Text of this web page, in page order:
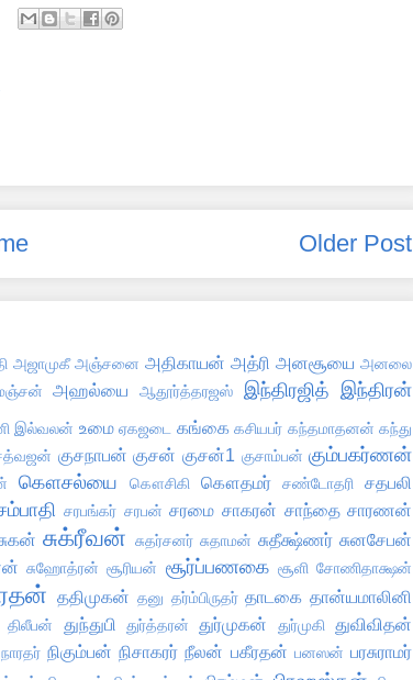
Older Post
அஜாமுகீ அஞ்சனை அதிகாயன் அத்ரி அனசூயை அனலை
அஹல்யை ஆதூர்த்தரஜஸ் இந்திரஜித் இந்திரன்
இல்வலன் உமை ஏகஜடை கங்கை கசியபர் கந்தமாதனன் கந்து
குசநாபன் குசன் குசன்1 குசாம்பன் கும்பகர்ணன்
கௌசல்யை கௌசிகி கௌதமர் சண்டோதரி
சதபலி
சரபங்கர் சரபன் சரமை சாகரன் சாந்தை சாரணன்
சுக்ரீவன் சுதர்சனர் சுதாமன் சுதீக்ஷ்ணர் சுனசேபன்
சுஹோத்ரன் சூரியன் சூர்ப்பணகை சூளி சோணிதாக்ஷன்
ததிமுகன் தனு தர்ம்பிருதர் தாடகை தான்யமாலினி
திலீபன் துந்துபி துர்த்தரன் துர்முகன் துர்முகி
துவிவிதன்
நாரதர் நிகும்பன் நிசாகரர் நீலன் பகீரதன் பனஸன் பரசுராமர்